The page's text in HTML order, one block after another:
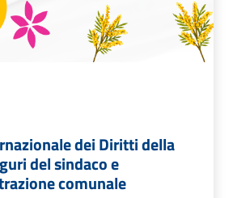
dei Diritti della
del sindaco e
comunale